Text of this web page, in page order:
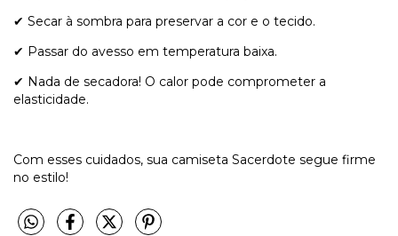
✔ Secar à sombra para preservar a cor e o tecido.
✔ Passar do avesso em temperatura baixa.
✔ Nada de secadora! O calor pode comprometer a
elasticidade.
Com esses cuidados, sua camiseta Sacerdote segue firme
no estilo!